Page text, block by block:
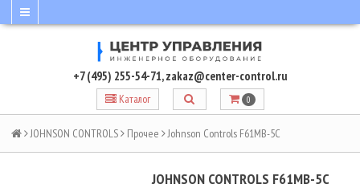
+7 (495) 255-54-71,zakaz@center-control.ru
Каталог 0
JOHNSON CONTROLS Прочее Johnson Controls F61MB-5C
JOHNSON CONTROLS F61MB-5C